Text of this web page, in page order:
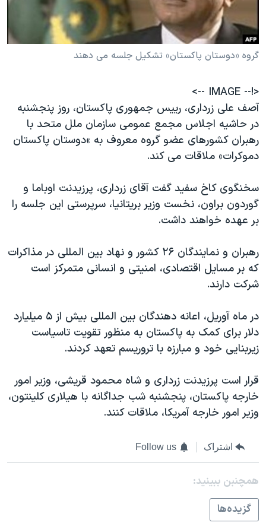
فرهنگ و زندگی
حقوق شهروندی
اقتصادی
اسرائیل در جنگ
گالری عکس
آرشیو پخش زنده
مستندها
انتخابات ریاست جمهوری آمریکا ۲۰۲۴
حمله جمهوری اسلامی به اسرائیل
ورزش زنان در ایران
اعتراضات زن، زندگی، آزادی
مجموعه مستندهای دادخواهی
تریبونال مردمی آبان ۹۸
دادگاه حمید نوری
چهل سال گروگان‌گیری
قانون شفافیت دارائی کادر رهبری ایران
اعتراضات مردمی آبان ۹۸
اسرائیل در جنگ
نرگس محمدی برنده جایزه نوبل صلح
همایش محافظه‌کاران آمریکا «سی‌پک»
صفحه‌های ویژه
سفر پرزیدنت ترامپ به چین
دنبال کنید
زبانهای مختلف
گروه «دوستان پاکستان» تشکیل جلسه می دهند
<!-- IMAGE -->
آصف علی زرداری، رییس جمهوری پاکستان، روز پنجشنبه
در حاشیه اجلاس مجمع عمومی سازمان ملل متحد با
رهبران کشورهای عضو گروه معروف به »دوستان پاکستان
دموکرات» ملاقات می کند.
سخنگوی کاخ سفید گفت آقای زرداری، پرزیدنت اوباما و
گوردون براون، نخست وزیر بریتانیا، سرپرستی این جلسه را
بر عهده خواهند داشت.
رهبران و نمایندگان ۲۶ کشور و نهاد بین المللی در مذاکرات
که بر مسایل اقتصادی، امنیتی و انسانی متمرکز است
شرکت دارند.
در ماه آوریل، اعانه دهندگان بین المللی بیش از ۵ میلیارد
دلار برای کمک به پاکستان به منظور تقویت تاسیاست
زیربنایی خود و مبارزه با تروریسم تعهد کردند.
قرار است پرزیدنت زرداری و شاه محمود قریشی، وزیر امور
خارجه پاکستان، پنجشنبه شب جداگانه با هیلاری کلینتون،
وزیر امور خارجه آمریکا، ملاقات کنند.
اشتراک Follow us
همچنبن ببینید:
گزيده‌ها